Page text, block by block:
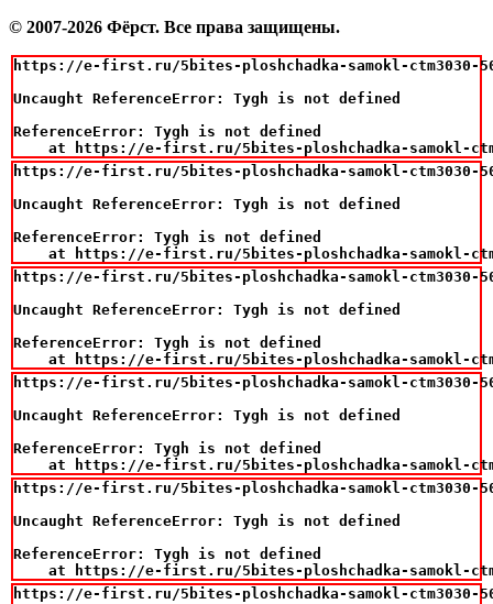
© 2007-2026 Фёрст. Все права защищены.
https://e-first.ru/5bites-ploshchadka-samokl-ctm3030-
Uncaught ReferenceError: Tygh is not defined
ReferenceError: Tygh is not defined
at https://e-first.ru/5bites-ploshchadka-samokl-
https://e-first.ru/5bites-ploshchadka-samokl-ctm3030-
Uncaught ReferenceError: Tygh is not defined
ReferenceError: Tygh is not defined
at https://e-first.ru/5bites-ploshchadka-samokl-
https://e-first.ru/5bites-ploshchadka-samokl-ctm3030-
Uncaught ReferenceError: Tygh is not defined
ReferenceError: Tygh is not defined
at https://e-first.ru/5bites-ploshchadka-samokl-
https://e-first.ru/5bites-ploshchadka-samokl-ctm3030-
Uncaught ReferenceError: Tygh is not defined
ReferenceError: Tygh is not defined
at https://e-first.ru/5bites-ploshchadka-samokl-
https://e-first.ru/5bites-ploshchadka-samokl-ctm3030-
Uncaught ReferenceError: Tygh is not defined
ReferenceError: Tygh is not defined
at https://e-first.ru/5bites-ploshchadka-samokl-
https://e-first.ru/5bites-ploshchadka-samokl-ctm3030-